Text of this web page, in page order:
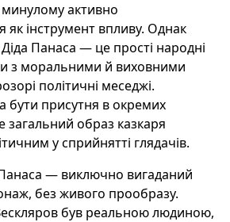
активно
як інструмент впливу. Однак
Панаса — це прості народні
з моральними й виховними
політичні меседжі.
бути присутня в окремих
загальний образ казкаря
у сприйнятті глядачів.
— виключно вигаданий
без живого прообразу.
був реальною людиною,